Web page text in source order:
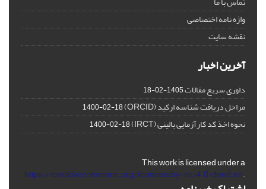
واژه نامه اختصاصی
نقشه سایت
آخرین اخبار
داوری سریع مقالات1405-02-18
مراحل دریافت شناسه ارکید (ORCID) 1400-02-18
نحوه اخذ کد کارآزمایی بالینی (IRCT) 1400-02-18
This work is licensed under a
https://creativecommons.org/licenses/by-nc/4.0/deed.en.